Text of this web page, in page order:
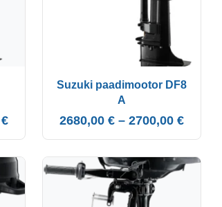
€
Suzuki paadimootor DF8
A
2680,00 € – 2700,00 €